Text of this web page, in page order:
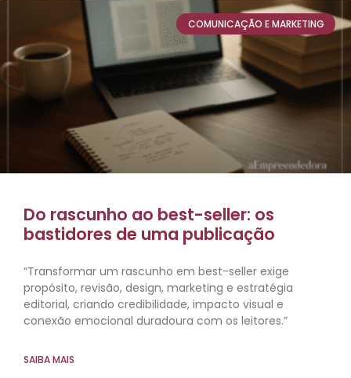
COMUNICAÇÃO E MARKETING
Do rascunho ao best-seller: os
bastidores de uma publicação
“Transformar um rascunho em best-seller exige
propósito, revisão, design, marketing e estratégia
editorial, criando credibilidade, impacto visual e
conexão emocional duradoura com os leitores.”
SAIBA MAIS